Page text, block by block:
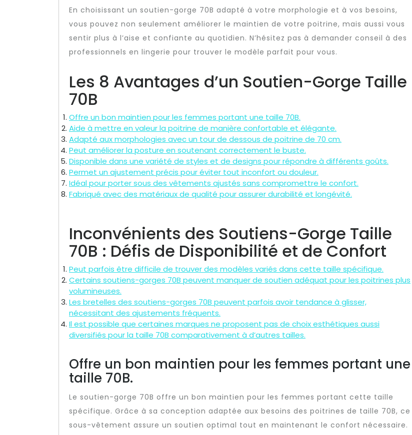
En choisissant un soutien-gorge 70B adapté à votre morphologie et à vos besoins,
vous pouvez non seulement améliorer le maintien de votre poitrine, mais aussi vous
sentir plus à l’aise et confiante au quotidien. N’hésitez pas à demander conseil à des
professionnels en lingerie pour trouver le modèle parfait pour vous.
Les 8 Avantages d’un Soutien-Gorge Taille
70B
Offre un bon maintien pour les femmes portant une taille 70B.
Aide à mettre en valeur la poitrine de manière confortable et élégante.
Adapté aux morphologies avec un tour de dessous de poitrine de 70 cm.
Peut améliorer la posture en soutenant correctement le buste.
Disponible dans une variété de styles et de designs pour répondre à différents goûts.
Permet un ajustement précis pour éviter tout inconfort ou douleur.
Idéal pour porter sous des vêtements ajustés sans compromettre le confort.
Fabriqué avec des matériaux de qualité pour assurer durabilité et longévité.
Inconvénients des Soutiens-Gorge Taille
70B : Défis de Disponibilité et de Confort
Peut parfois être difficile de trouver des modèles variés dans cette taille spécifique.
Certains soutiens-gorges 70B peuvent manquer de soutien adéquat pour les poitrines plus
volumineuses.
Les bretelles des soutiens-gorges 70B peuvent parfois avoir tendance à glisser,
nécessitant des ajustements fréquents.
Il est possible que certaines marques ne proposent pas de choix esthétiques aussi
diversifiés pour la taille 70B comparativement à d’autres tailles.
Offre un bon maintien pour les femmes portant une
taille 70B.
Le soutien-gorge 70B offre un bon maintien pour les femmes portant cette taille
spécifique. Grâce à sa conception adaptée aux besoins des poitrines de taille 70B, ce
sous-vêtement assure un soutien optimal tout en maintenant le confort nécessaire.